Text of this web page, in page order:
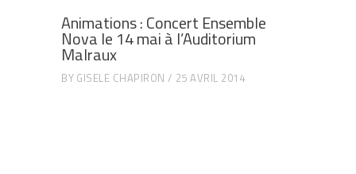
Animations : Concert Ensemble
Nova le 14 mai à l’Auditorium
Malraux
BY GISELE CHAPIRON 25 AVRIL 2014